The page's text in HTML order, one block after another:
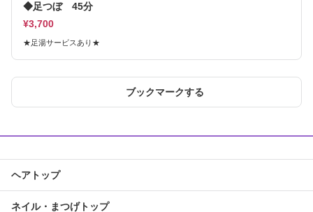
◆足つぼ 45分
¥3,700
★足湯サービスあり★
ブックマークする
ヘアトップ
ネイル・まつげトップ